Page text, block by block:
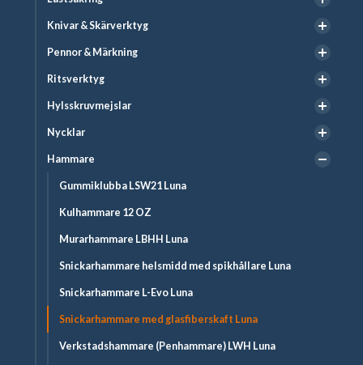
Knivar & Skärverktyg
Pennor & Märkning
Ritsverktyg
Hylsskruvmejslar
Nycklar
Hammare
Gummiklubba LSW21 Luna
Kulhammare 12 OZ
Murarhammare LBHH Luna
Snickarhammare helsmidd med spikhållare Luna
Snickarhammare L-Evo Luna
Snickarhammare med glasfiberskaft Luna
Verkstadshammare (Penhammare) LWH Luna